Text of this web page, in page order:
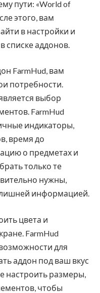
пути: «World of
этого, вам
в настройки и
списке аддонов.
FarmHud, вам
потребности.
выбор
FarmHud
индикаторы,
время до
о предметах и
только те
нужны,
информацией.
цвета и
FarmHud
для
аддон под ваш вкус
настроить размеры,
чтобы